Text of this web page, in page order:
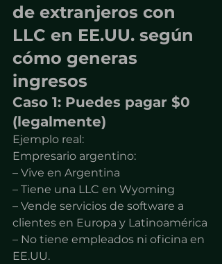
de extranjeros con
LLC en EE.UU. según
cómo generas
ingresos
Caso 1: Puedes pagar $0
(legalmente)
Ejemplo real:
Empresario argentino:
– Vive en Argentina
– Tiene una LLC en Wyoming
– Vende servicios de software a
clientes en Europa y Latinoamérica
– No tiene empleados ni oficina en
EE.UU.